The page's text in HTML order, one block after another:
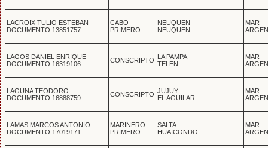
LACROIX TULIO ESTEBAN
DOCUMENTO:13851757
CABO
PRIMERO
NEUQUEN
NEUQUEN
MAR
LAGOS DANIEL ENRIQUE
DOCUMENTO:16319106
CONSCRIPTO LA PAMPA
TELEN
MAR
LAGUNA TEODORO
DOCUMENTO:16888759
CONSCRIPTO JUJUY
EL AGUILAR
MAR
LAMAS MARCOS ANTONIO
DOCUMENTO:17019171
MARINERO
PRIMERO
SALTA
HUAICONDO
MAR